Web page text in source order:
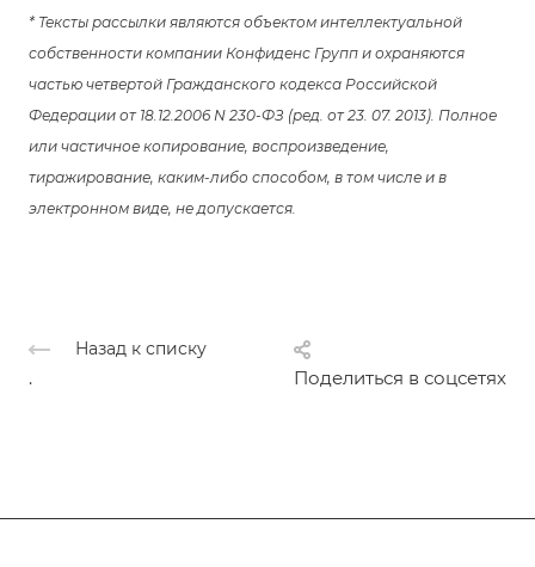
* Тексты рассылки являются объектом интеллектуальной
собственности компании Конфиденс Групп и охраняются
частью четвертой Гражданского кодекса Российской
Федерации от 18.12.2006 N 230-ФЗ (ред. от 23. 07. 2013). Полное
или частичное копирование, воспроизведение,
тиражирование, каким-либо способом, в том числе и в
электронном виде, не допускается.
Назад к списку
Поделиться в соцсетях
.